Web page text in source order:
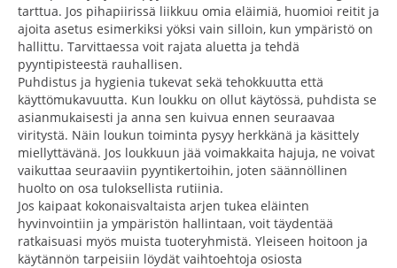
tarttua. Jos pihapiirissä liikkuu omia eläimiä, huomioi reitit ja
ajoita asetus esimerkiksi yöksi vain silloin, kun ympäristö on
hallittu. Tarvittaessa voit rajata aluetta ja tehdä
pyyntipisteestä rauhallisen.
Puhdistus ja hygienia tukevat sekä tehokkuutta että
käyttömukavuutta. Kun loukku on ollut käytössä, puhdista se
asianmukaisesti ja anna sen kuivua ennen seuraavaa
viritystä. Näin loukun toiminta pysyy herkkänä ja käsittely
miellyttävänä. Jos loukkuun jää voimakkaita hajuja, ne voivat
vaikuttaa seuraaviin pyyntikertoihin, joten säännöllinen
huolto on osa tuloksellista rutiinia.
Jos kaipaat kokonaisvaltaista arjen tukea eläinten
hyvinvointiin ja ympäristön hallintaan, voit täydentää
ratkaisuasi myös muista tuoteryhmistä. Yleiseen hoitoon ja
käytännön tarpeisiin löydät vaihtoehtoja osiosta